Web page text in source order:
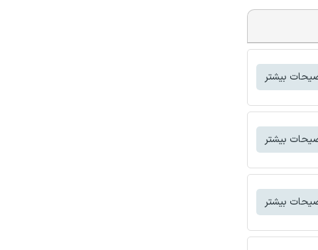
بیشتر
بیشتر
بیشتر